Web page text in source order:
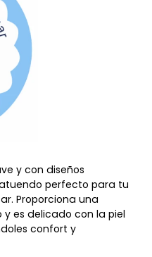
y con diseños
perfecto para tu
Proporciona una
es delicado con la piel
confort y